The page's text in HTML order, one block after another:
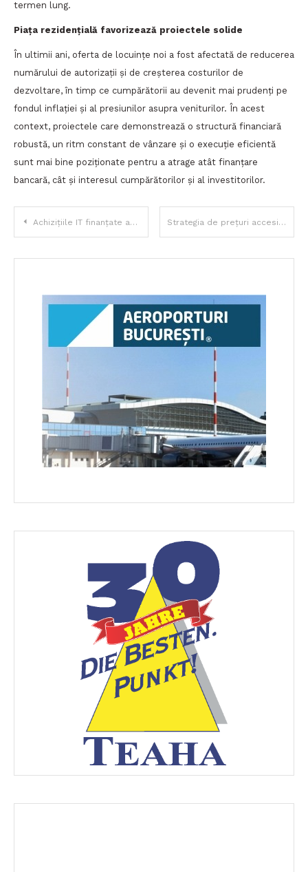
termen lung.
Piața rezidențială favorizează proiectele solide
În ultimii ani, oferta de locuințe noi a fost afectată de reducerea
numărului de autorizații și de creșterea costurilor de
dezvoltare, în timp ce cumpărătorii au devenit mai prudenți pe
fondul inflației și al presiunilor asupra veniturilor. În acest
context, proiectele care demonstrează o structură financiară
robustă, un ritm constant de vânzare și o execuție eficientă
sunt mai bine poziționate pentru a atrage atât finanțare
bancară, cât și interesul cumpărătorilor și al investitorilor.
Navigare
în
Achizițiile IT finanțate au crescut cu peste 200% Strategia de prețuri accesibile consolidează poziția Lidl